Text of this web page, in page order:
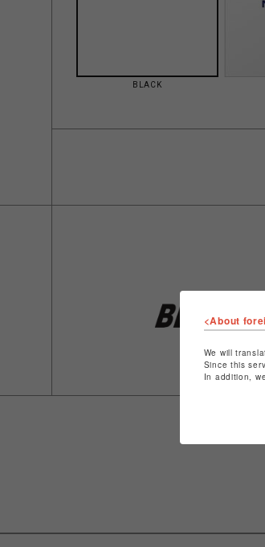
BLACK
<About
We will
Since this
In addition,